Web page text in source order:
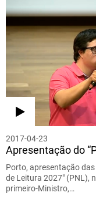
2017-04-23
Apresentação do
Porto, apresentação
de Leitura 2027" (PNL),
primeiro-Ministro,…